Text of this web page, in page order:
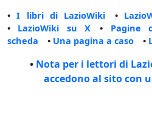
•I libri di LazioWiki •
• LazioWiki su X • Pagine
scheda • Una pagina a caso •
• Nota per i lettori di
accedono al sito con